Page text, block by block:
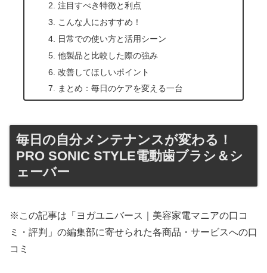
注目すべき特徴と利点
こんな人におすすめ！
日常での使い方と活用シーン
他製品と比較した際の強み
改善してほしいポイント
まとめ：毎日のケアを変える一台
毎日の自分メンテナンスが変わる！
PRO SONIC STYLE電動歯ブラシ＆シ
ェーバー
※この記事は「ヨガユニバース｜美容家電マニアの口コ
ミ・評判」の編集部に寄せられた各商品・サービスへの口
コミ